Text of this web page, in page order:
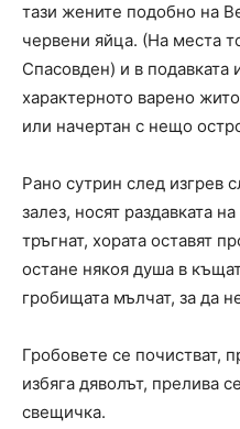
тази жените подобно на
червени яйца. (На места
Спасовден) и в
характерното варено
или начертан с нещо
Рано сутрин след изгрев
залез, носят раздавката
тръгнат, хората оставят
остане някоя душа в
гробищата мълчат, за да
Гробовете се почистват,
избяга дяволът, прелива
свещичка.